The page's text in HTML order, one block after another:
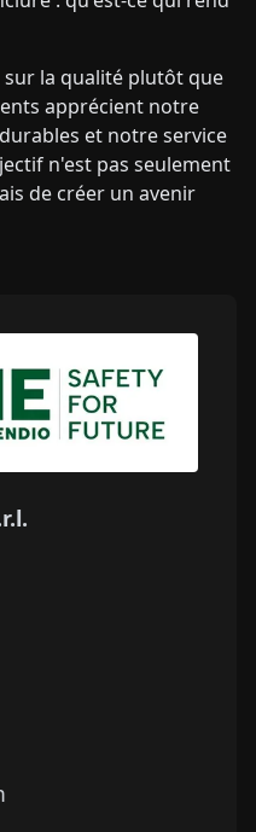
sur la qualité plutôt que
apprécient notre
et notre service
n'est pas seulement
de créer un avenir